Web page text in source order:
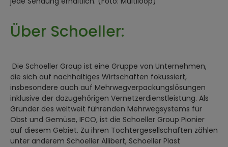
Über Schoeller:
Die Schoeller Group ist eine Gruppe von Unternehmen,
die sich auf nachhaltiges Wirtschaften fokussiert,
insbesondere auch auf Mehrwegverpackungslösungen
inklusive der dazugehörigen Vernetzerdienstleistung. Als
Gründer des weltweit führenden Mehrwegsystems für
Obst und Gemüse, IFCO, ist die Schoeller Group Pionier
auf diesem Gebiet. Zu ihren Tochtergesellschaften zählen
unter anderem Schoeller Allibert, Schoeller Plast